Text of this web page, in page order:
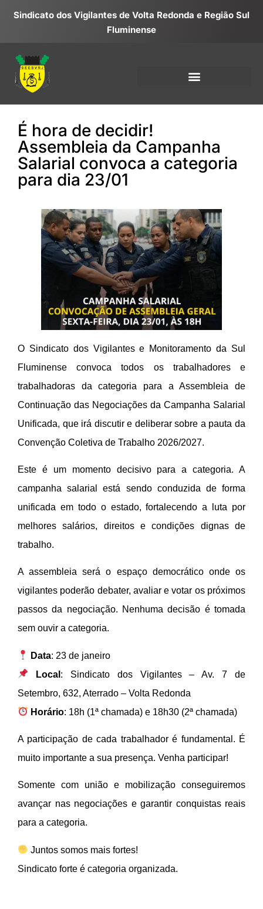
Sindicato dos Vigilantes de Volta Redonda e Região Sul
Fluminense
É hora de decidir!
Assembleia da Campanha
Salarial convoca a categoria
para dia 23/01
O Sindicato dos Vigilantes e Monitoramento da Sul
Fluminense convoca todos os trabalhadores e
trabalhadoras da categoria para a Assembleia de
Continuação das Negociações da Campanha Salarial
Unificada, que irá discutir e deliberar sobre a pauta da
Convenção Coletiva de Trabalho 2026/2027.
Este é um momento decisivo para a categoria. A
campanha salarial está sendo conduzida de forma
unificada em todo o estado, fortalecendo a luta por
melhores salários, direitos e condições dignas de
trabalho.
A assembleia será o espaço democrático onde os
vigilantes poderão debater, avaliar e votar os próximos
passos da negociação. Nenhuma decisão é tomada
sem ouvir a categoria.
Data: 23 de janeiro
Local : Sindicato dos Vigilantes – Av. 7 de
Setembro, 632, Aterrado – Volta Redonda
Horário: 18h (1ª chamada) e 18h30 (2ª chamada)
A participação de cada trabalhador é fundamental. É
muito importante a sua presença. Venha participar!
Somente com união e mobilização conseguiremos
avançar nas negociações e garantir conquistas reais
para a categoria.
Juntos somos mais fortes!
Sindicato forte é categoria organizada.